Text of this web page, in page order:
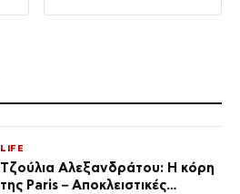
LIFE
Τζούλια Αλεξανδράτου: Η κόρη
της Paris – Αποκλειστικές